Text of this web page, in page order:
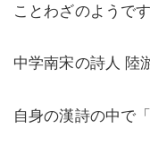
ことわざのようで
中学南宋の詩人 陸
自身の漢詩の中で